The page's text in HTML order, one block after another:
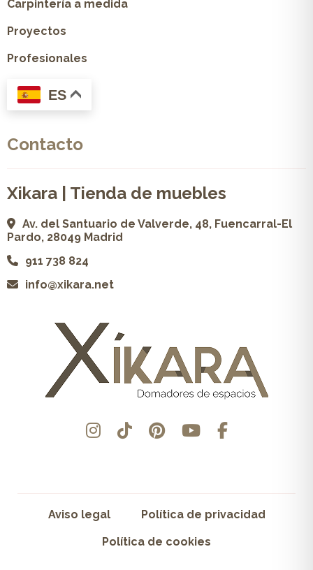
Carpintería a medida
Proyectos
Profesionales
ES
Contacto
Xikara | Tienda de muebles
Av. del Santuario de Valverde, 48, Fuencarral-El
Pardo, 28049 Madrid
911 738 824
info@xikara.net
Aviso legal Política de privacidad
Política de cookies